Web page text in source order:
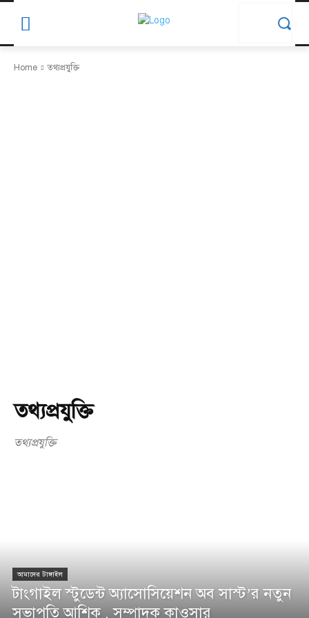
Home তথ্যপ্রযুক্তি
তথ্যপ্রযুক্তি
তথ্যপ্রযুক্তি
আমাদের টাঙ্গাইল
টাংগাইল স্টুডেন্ট অ্যাসোসিয়েশন অব সাস্ট’র নতুন
সভাপতি আশিক , সম্পাদক কাওসার